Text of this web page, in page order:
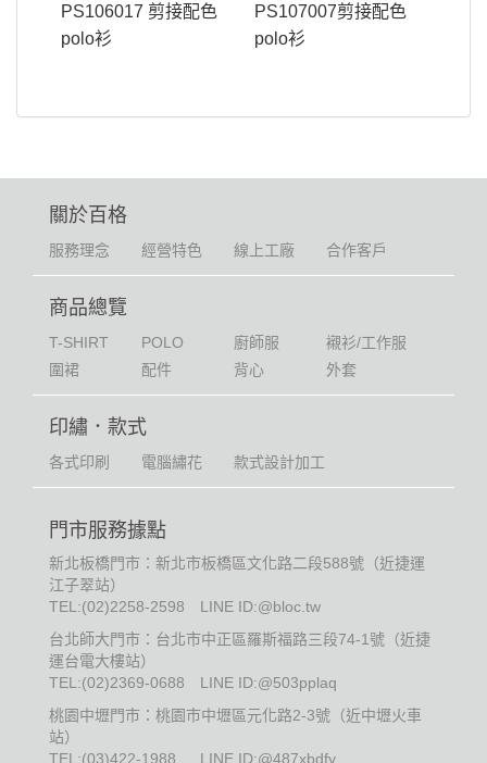
PS106017 剪接配色
polo衫
PS107007剪接配色
polo衫
關於百格
服務理念 經營特色 線上工廠 合作客戶
商品總覽
T-SHIRT POLO 廚師服
襯衫/工作服
圍裙
配件 背心 外套
印繡．款式
各式印刷 電腦繡花 款式設計加工
門市服務據點
新北板橋門市：新北市板橋區文化路二段588號（近捷運
江子翠站）
TEL:(02)2258-2598
LINE ID:@bloc.tw
台北師大門市：台北市中正區羅斯福路三段74-1號（近捷
運台電大樓站）
TEL:(02)2369-0688
LINE ID:@503pplaq
桃園中壢門市：桃園市中壢區元化路2-3號（近中壢火車
站）
TEL:(03)422-1988 LINE ID:@487xbdfy